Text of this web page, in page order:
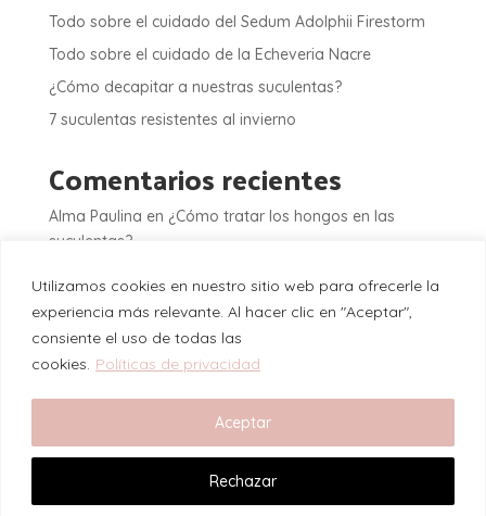
Utilizamos cookies en nuestro sitio web para ofrecerle la
experiencia más relevante. Al hacer clic en "Aceptar",
consiente el uso de todas las
cookies. Políticas de privacidad
Rechazar
Aceptar
Todo sobre el cuidado del Sedum Adolphii Firestorm
Todo sobre el cuidado de la Echeveria Nacre
¿Cómo decapitar a nuestras suculentas?
7 suculentas resistentes al invierno
Comentarios recientes
Alma Paulina en ¿Cómo tratar los hongos en las
suculentas?
Jose carlos Arenas Genero
dormición de tus suculentas?
Carmenen10 suculentas gigantes para tu colección